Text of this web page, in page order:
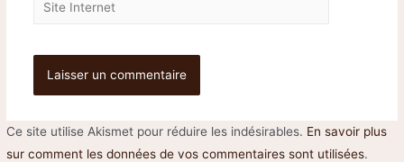
Ce site utilise Akismet pour réduire les indésirables. En savoir plus
sur comment les données de vos commentaires sont utilisées.